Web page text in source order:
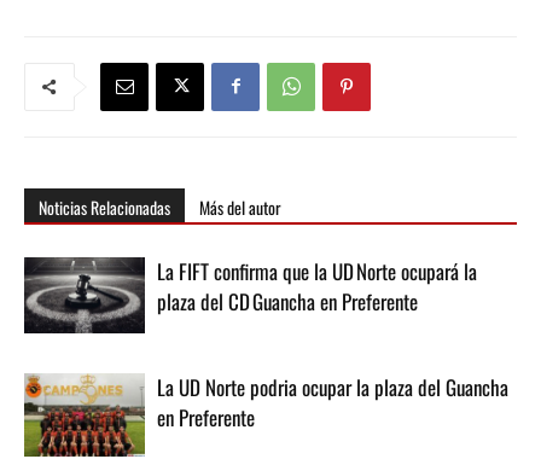
Noticias Relacionadas Más del autor
La FIFT confirma que la UD Norte ocupará la
plaza del CD Guancha en Preferente
La UD Norte podria ocupar la plaza del Guancha
en Preferente